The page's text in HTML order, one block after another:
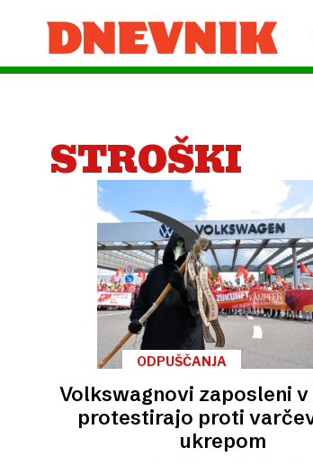
STROŠKI
ODPUŠČANJA
Volkswagnovi zaposleni
protestirajo proti
ukrepom